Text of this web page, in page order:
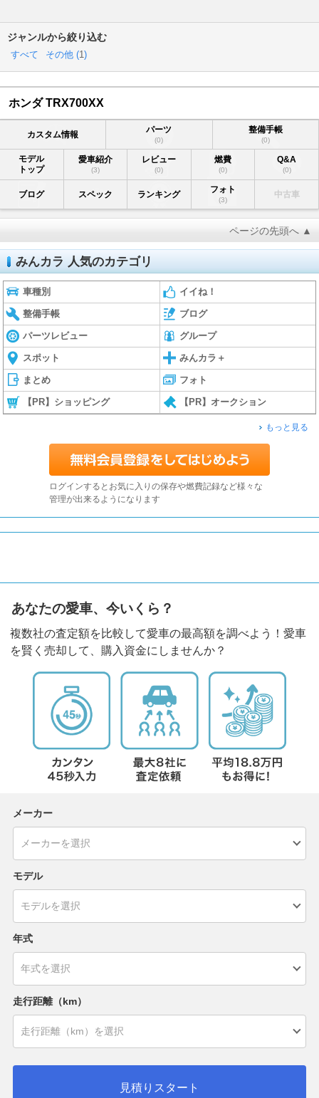
ジャンルから絞り込む
すべて その他 (1)
ホンダ TRX700XX
カスタム情報 パーツ
(0)
整備手帳
(0)
モデル
トップ
愛車紹介
(3)
レビュー
(0)
燃費
(0)
Q&A
(0)
ブログ スペック ランキング フォト
(3)
中古車
ページの先頭へ ▲
みんカラ 人気のカテゴリ
車種別 イイね！
整備手帳 ブログ
パーツレビュー グループ
スポット みんカラ＋
まとめ フォト
【PR】ショッピング 【PR】オークション
もっと見る
ログインするとお気に入りの保存や燃費記録など様々な
管理が出来るようになります
あなたの愛車、今いくら？
複数社の査定額を比較して愛車の最高額を調べよう！愛車
を賢く売却して、購入資金にしませんか？
メーカー
モデル
年式
走行距離（km）
見積りスタート